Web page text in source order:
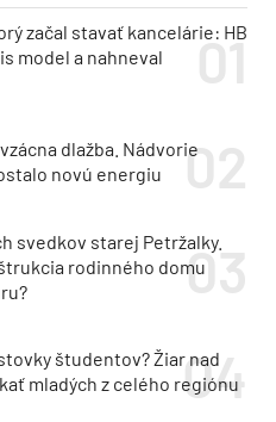
začal stavať kancelárie: HB
model a nahneval
dlažba. Nádvorie
novú energiu
svedkov starej Petržalky.
rodinného domu
študentov? Žiar nad
mladých z celého regiónu